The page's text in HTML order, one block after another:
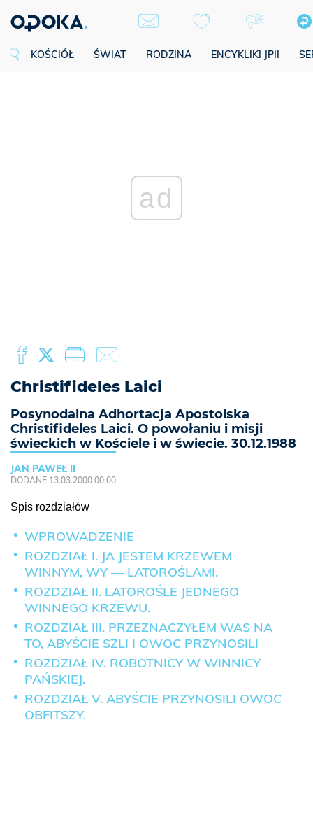
KOŚCIÓŁ ŚWIAT RODZINA ENCYKLIKI JPII
ad
Christifideles Laici
Posynodalna Adhortacja Apostolska
Christifideles Laici. O powołaniu i misji
świeckich w Kościele i w świecie. 30.12.1988
JAN PAWEŁ II
DODANE 13.03.2000 00:00
Spis rozdziałów
WPROWADZENIE
ROZDZIAŁ I. JA JESTEM KRZEWEM
WINNYM, WY — LATOROŚLAMI.
ROZDZIAŁ II. LATOROŚLE JEDNEGO
WINNEGO KRZEWU.
ROZDZIAŁ III. PRZEZNACZYŁEM WAS NA
TO, ABYŚCIE SZLI I OWOC PRZYNOSILI
ROZDZIAŁ IV. ROBOTNICY W WINNICY
PAŃSKIEJ.
ROZDZIAŁ V. ABYŚCIE PRZYNOSILI OWOC
OBFITSZY.